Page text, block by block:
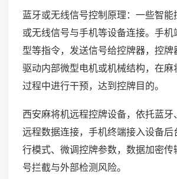
蓝牙或无线信号控制原理：一些智能
或无线信号与手机等设备连接。手
型等指令，发送信号给控牌器，控
驱动内部微型电机或机械结构，在麻
过程中进行干预，达到控牌目的。
西安麻将机远程控牌设备，依托蓝牙
远程数据连接，手机终端接入设备后
行模式、微调控牌参数，数据加密传
号拦截与外部检测风险。